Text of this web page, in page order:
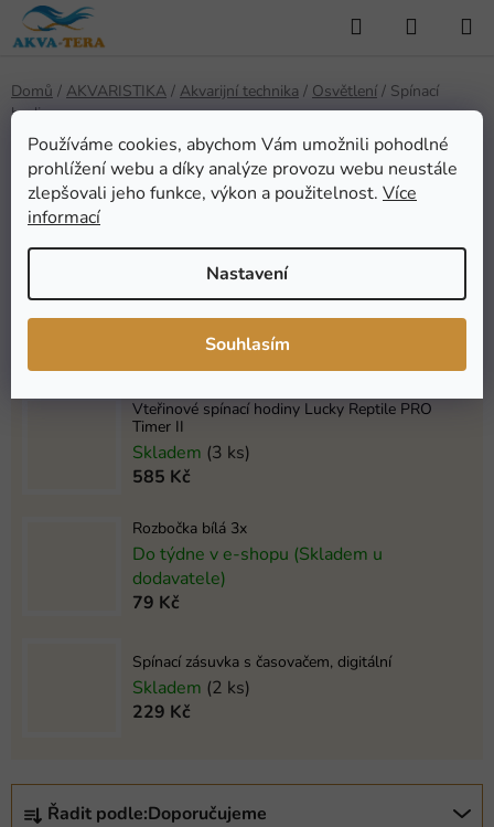
Používáme cookies, abychom Vám umožnili pohodlné
prohlížení webu a díky analýze provozu webu neustále
zlepšovali jeho funkce, výkon a použitelnost. Více
informací
Nastavení
Souhlasím
Přejít
na
Hledat
Domů / AKVARISTIKA / Akvarijní technika / Osvětlení / Spínací
hodiny
Spínací hodiny
Nejprodávanější
Spínací zásuvka s časovačem
Skladem(2 ks)
Vteřinové spínací hodiny Lucky Reptile PRO
Timer II
Skladem (3 ks)
585 Kč
Rozbočka bílá 3x
Do týdne v e-shopu (Skladem u
dodavatele)
79 Kč
Spínací zásuvka s časovačem, digitální
Skladem (2 ks)
229 Kč
Ř
Řadit podle:Doporučujeme